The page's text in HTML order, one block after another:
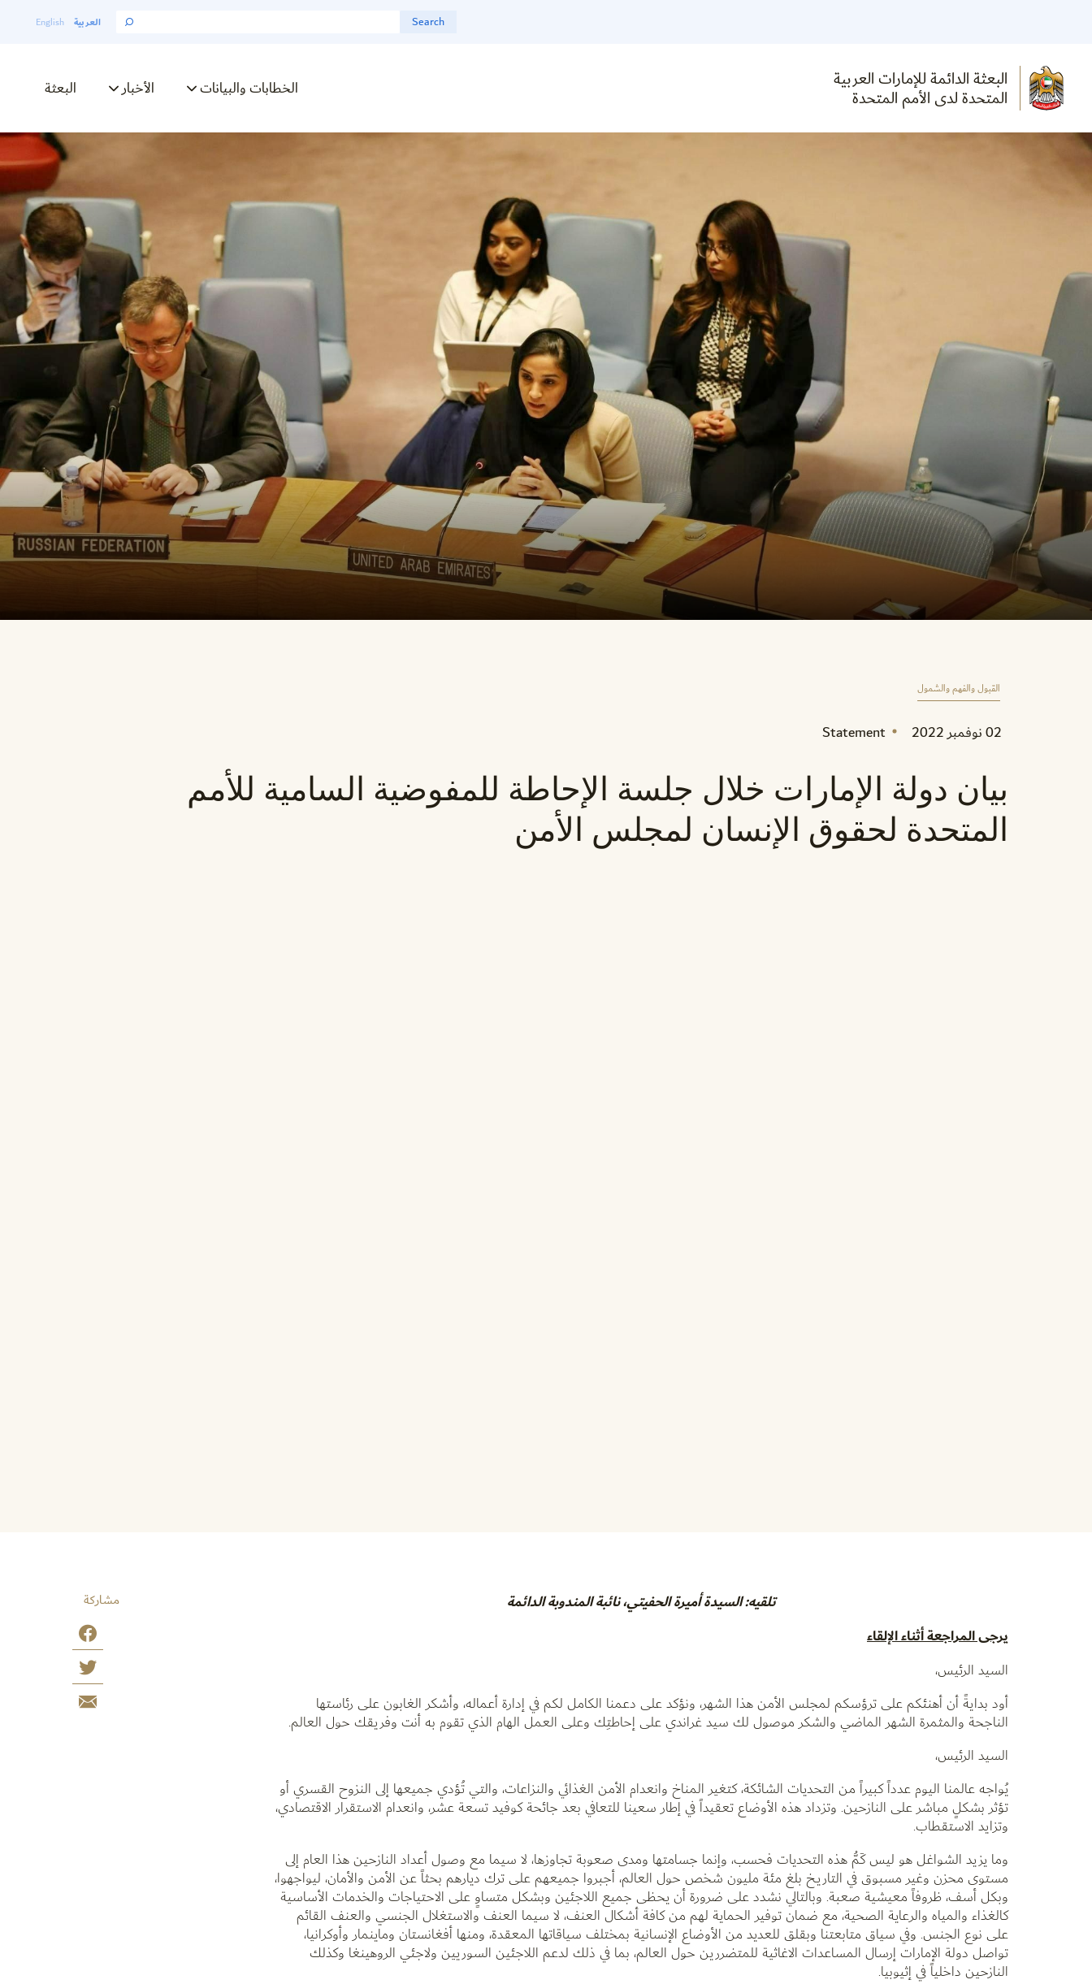
العربية English Search
البعثة الدائمة للإمارات العربية
المتحدة لدى الأمم المتحدة الخطابات والبيانات الأخبار البعثة
القبول والفهم والشمول
02 نوفمبر 2022 Statement
بيان دولة الإمارات خلال جلسة الإحاطة للمفوضية السامية للأمم
المتحدة لحقوق الإنسان لمجلس الأمن
مشاركة
تلقيه: السيدة أميرة الحفيتي، نائبة المندوبة الدائمة
يرجى المراجعة أثناء الإلقاء
السيد الرئيس،
أود بدايةً أن أهنئكم على ترؤسكم لمجلس الأمن هذا الشهر، ونؤكد على دعمنا الكامل لكم في إدارة أعماله، وأشكر الغابون على رئاستها
الناجحة والمثمرة الشهر الماضي والشكر موصول لك سيد غراندي على إحاطتِك وعلى العمل الهام الذي تقوم به أنت وفريقك حول العالم.
السيد الرئيس،
يُواجه عالمنا اليوم عدداً كبيراً من التحديات الشائكة، كتغير المناخ وانعدام الأمن الغذائي والنزاعات، والتي تُؤدي جميعها إلى النزوح القسري أو
تؤثر بشكلٍ مباشر على النازحين. وتزداد هذه الأوضاع تعقيداً في إطار سعينا للتعافي بعد جائحة كوفيد تسعة عشر، وانعدام الاستقرار الاقتصادي،
وتزايد الاستقطاب.
وما يزيد الشواغل هو ليس كَمُّ هذه التحديات فحسب، وإنما جسامتها ومدى صعوبة تجاوزها، لا سيما مع وصول أعداد النازحين هذا العام إلى
مستوى محزن وغير مسبوق في التاريخ بلغ مئة مليون شخص حول العالم، أجبروا جميعهم على ترك ديارهم بحثاً عن الأمن والأمان، ليواجهوا،
وبكل أسف، ظروفاً معيشية صعبة. وبالتالي نشدد على ضرورة أن يحظى جميع اللاجئين وبشكل متساوٍ على الاحتياجات والخدمات الأساسية
كالغذاء والمياه والرعاية الصحية، مع ضمان توفير الحماية لهم من كافة أشكال العنف، لا سيما العنف والاستغلال الجنسي والعنف القائم
على نوع الجنس. وفي سياق متابعتنا وبقلق للعديد من الأوضاع الإنسانية بمختلف سياقاتها المعقدة، ومنها أفغانستان وماينمار وأوكرانيا،
تواصل دولة الإمارات إرسال المساعدات الاغاثية للمتضررين حول العالم، بما في ذلك لدعم اللاجئين السوريين ولاجئي الروهينغا وكذلك
النازحين داخلياً في إثيوبيا.